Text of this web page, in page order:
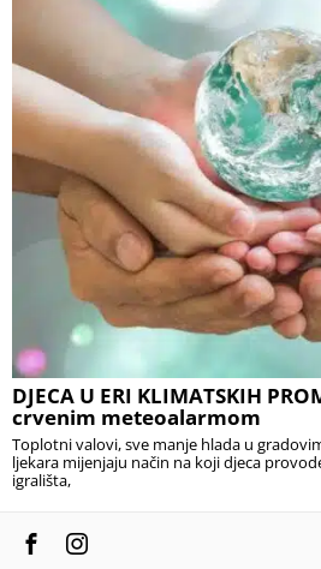
DJECA U ERI KLIMATSKIH
crvenim meteoalarmom
Toplotni valovi, sve manje hlada u
ljekara mijenjaju način na koji djeca
igrališta,